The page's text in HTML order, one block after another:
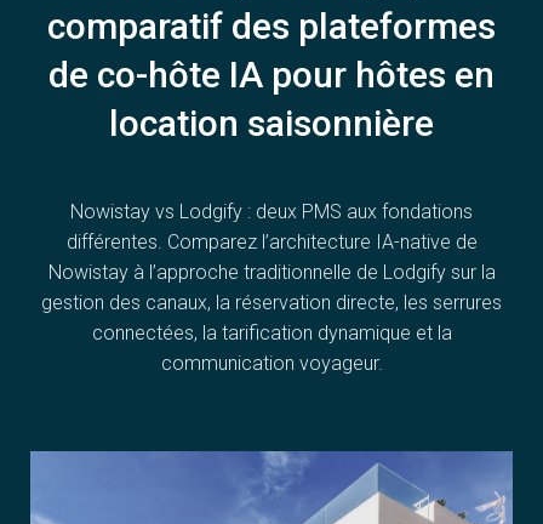
comparatif des plateformes
de co-hôte IA pour hôtes en
location saisonnière
Nowistay vs Lodgify : deux PMS aux fondations
différentes. Comparez l’architecture IA-native de
Nowistay à l’approche traditionnelle de Lodgify sur la
gestion des canaux, la réservation directe, les serrures
connectées, la tarification dynamique et la
communication voyageur.